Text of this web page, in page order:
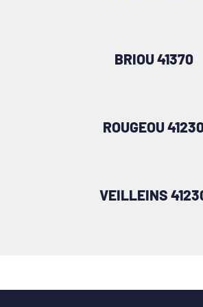
BRIOU 41370
ROUGEOU
VEILLEINS